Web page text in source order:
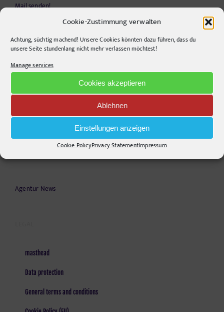
Cookie-Zustimmung verwalten
Achtung, süchtig machend! Unsere Cookies könnten dazu führen, dass du
unsere Seite stundenlang nicht mehr verlassen möchtest!
Manage services
Cookies akzeptieren
Ablehnen
Einstellungen anzeigen
Cookie PolicyPrivacy StatementImpressum
Mail senden!
SEITEN
Agency
Agentur News
masthead
Data protection
General terms and conditions